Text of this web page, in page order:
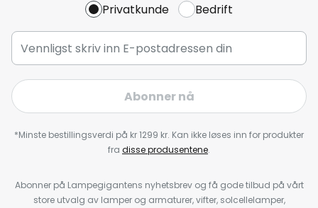
Privatkunde Bedrift
Abonner nå
*Minste bestillingsverdi på kr 1299 kr. Kan ikke løses inn for produkter
fra disse produsentene.
Abonner på Lampegigantens nyhetsbrev og få gode tilbud på vårt
store utvalg av lamper og armaturer, vifter, solcellelamper,